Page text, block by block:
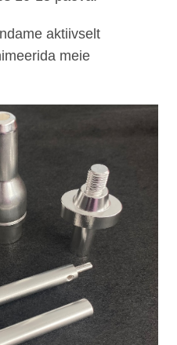
aktiivselt
meie